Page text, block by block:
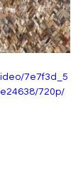
7e7f3d_5
720p/